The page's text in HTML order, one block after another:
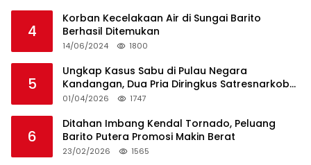
4
Korban Kecelakaan Air di Sungai Barito
Berhasil Ditemukan
14/06/2024 1800
5
Ungkap Kasus Sabu di Pulau Negara
Kandangan, Dua Pria Diringkus Satresnarkoba
HSS
01/04/2026 1747
6
Ditahan Imbang Kendal Tornado, Peluang
Barito Putera Promosi Makin Berat
23/02/2026 1565